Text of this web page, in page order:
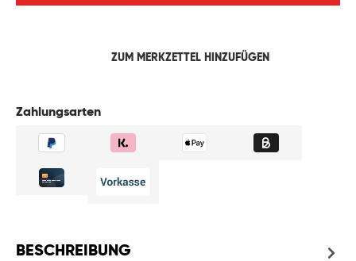
ZUM MERKZETTEL HINZUFÜGEN
Zahlungsarten
BESCHREIBUNG